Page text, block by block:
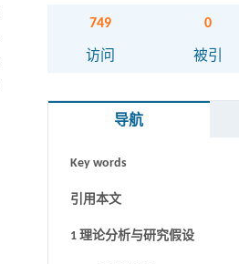
749
访问
0
被引
导航
摘要
Key words
引用本文
1 理论分析与研究假设